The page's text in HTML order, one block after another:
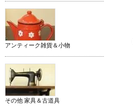
アンティーク雑貨＆小物
その他 家具＆古道具